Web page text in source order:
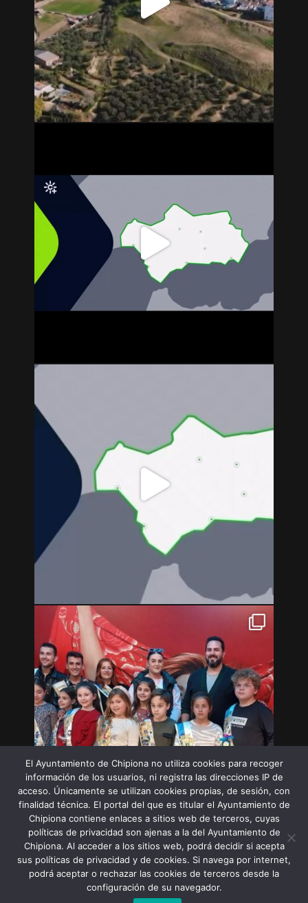
Síguenos en Instagram
El Ayuntamiento de Chipiona no utiliza cookies para recoger
información de los usuarios, ni registra las direcciones IP de
acceso. Únicamente se utilizan cookies propias, de sesión, con
finalidad técnica. El portal del que es titular el Ayuntamiento de
Chipiona contiene enlaces a sitios web de terceros, cuyas
políticas de privacidad son ajenas a la del Ayuntamiento de
Chipiona. Al acceder a los sitios web, podrá decidir si acepta
sus políticas de privacidad y de cookies. Si navega por internet,
podrá aceptar o rechazar las cookies de terceros desde la
configuración de su navegador.